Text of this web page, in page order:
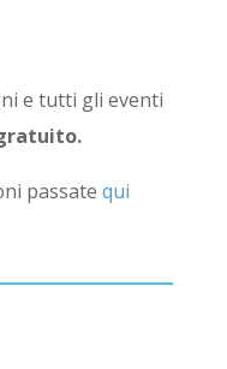
e tutti gli eventi
passatequi